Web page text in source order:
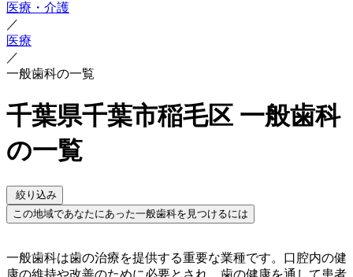
医療・介護
／
医療
／
一般歯科の一覧
千葉県千葉市稲毛区 一般歯科
の一覧
絞り込み
この地域であなたにあった一般歯科を見つけるには
一般歯科は歯の治療を提供する重要な業種です。口腔内の健
康の維持や改善のために必要とされ、歯の健康を通して患者